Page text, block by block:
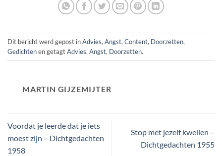
Dit bericht werd gepost inAdvies, Angst, Content, Doorzetten,
Gedichtenen getagtAdvies, Angst, Doorzetten.
MARTIN GIJZEMIJTER
Voordat je leerde dat je iets
moest zijn – Dichtgedachten
1958
Stop met jezelf kwellen –
Dichtgedachten 1955